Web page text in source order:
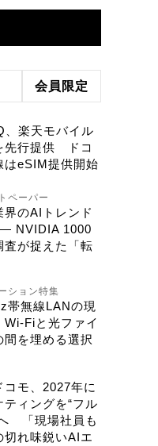
会員限定
、楽天モバイル
先行提供 ドコ
はeSIM提供開始
ペーパー
界のAIトレンド
NVIDIA 1000
査が捉えた「転
ション特集
帯無線LANの現
Fiと光ファイ
間を埋める選択
コモ、2027年に
ティングを“フル
「現場社員も
切れ味鋭いAIエ